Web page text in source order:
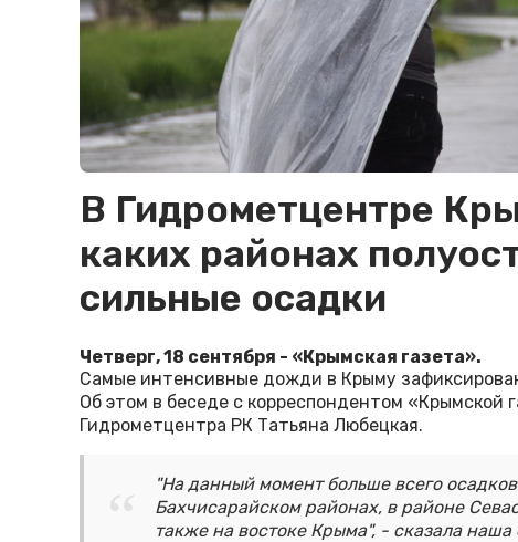
В Гидрометцентре
каких районах
сильные осадки
Четверг, 18 сентября - «Крымская газета».
Самые интенсивные дожди в Крыму
Об этом в беседе с корреспондентом «Крымской
Гидрометцентра РК Татьяна Любецкая.
"На данный момент больше всего
Бахчисарайском районах, в районе
также на востоке Крыма", - сказала наша